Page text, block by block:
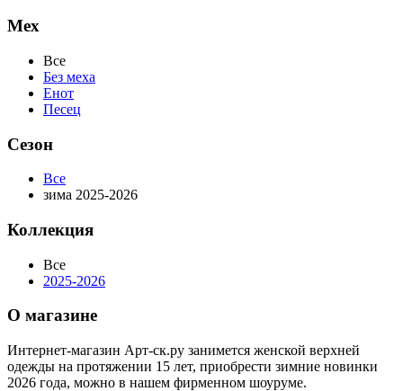
Мех
Все
Без меха
Енот
Песец
Сезон
Все
зима 2025-2026
Коллекция
Все
2025-2026
О магазине
Интернет-магазин Арт-ск.ру занимется женской верхней
одежды на протяжении 15 лет, приобрести зимние новинки
2026 года, можно в нашем фирменном шоуруме.